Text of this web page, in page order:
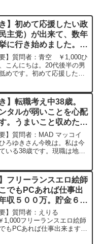
】初めて応援したい政
主党）が出来て、数年
に行き始めました。比
のメリットとデメリッ
ほしいー ひろゆき切
要】質問者：青空 ￥1,000ひ
こんにちは。20代後半の男
めです。初めて応援したい
議院選挙で比例代表制度を
落選...
】転職考え中38歳。
タルが弱いことを心配
。うまいこと収めたく
いますー ひろゆき切
】質問者：MAD マッコイ
ろゆきさん今晩は。私は今
いる38歳です。現職は地元
に面接を受けることを話し
す...
フリーランスエロ絵師
でもPCあれば仕事出
収５００万。貯金６０
ーデンに移住したい
き切り抜き
】質問者：えりる
フリーランスエロ絵師
もPCあれば仕事出来ます。